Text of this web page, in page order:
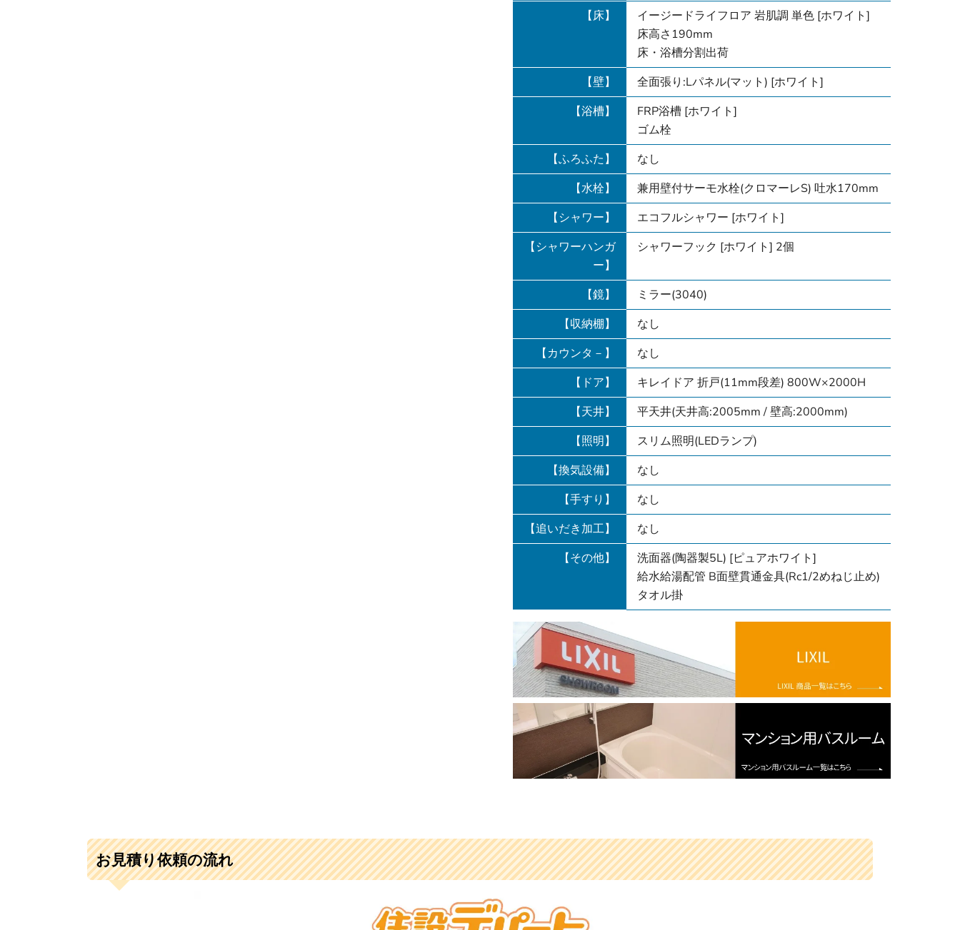
【床】
イージードライフロア 岩肌調 単色 [ホワイト]
床高さ190mm
床・浴槽分割出荷
【壁】
全面張り:Lパネル(マット) [ホワイト]
【浴槽】
FRP浴槽 [ホワイト]
ゴム栓
【ふろふた】
なし
【水栓】
兼用壁付サーモ水栓(クロマーレS) 吐水170mm
【シャワー】
エコフルシャワー [ホワイト]
【シャワーハンガ
ー】
シャワーフック [ホワイト] 2個
【鏡】
ミラー(3040)
【収納棚】
なし
【カウンタ－】
なし
【ドア】
キレイドア 折戸(11mm段差) 800W×2000H
【天井】
平天井(天井高:2005mm / 壁高:2000mm)
【照明】
スリム照明(LEDランプ)
【換気設備】
なし
【手すり】
なし
【追いだき加工】
なし
【その他】
洗面器(陶器製5L) [ピュアホワイト]
給水給湯配管 B面壁貫通金具(Rc1/2めねじ止め)
タオル掛
お見積り依頼の流れ